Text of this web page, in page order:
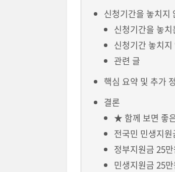
신청기간을 놓치지
신청기간을 놓치
신청기간 놓치
관련 글
핵심 요약 및 추가
결론
★ 함께 보면 좋
전국민 민생지
정부지원금 25
민생지원금 25